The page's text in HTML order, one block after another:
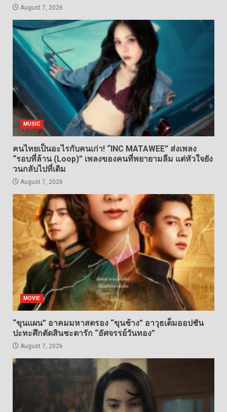
August 7, 2026
MUSIC
คนไทยเป็นอะไรกับคนเก่า! “INC MATAWEE” ส่งเพลง
“รอบที่ล้าน (Loop)” เพลงของคนที่พยายามลืม แต่หัวใจยัง
วนกลับไปที่เดิม
August 7, 2026
MOVIE
“ขุนแผน” อาคมมหาสตรอง “ขุนช้าง” อาวุธเต็มออปชัน
ปะทะศึกตัดสินชะตารัก “อัศจรรย์วันทอง”
August 7, 2026